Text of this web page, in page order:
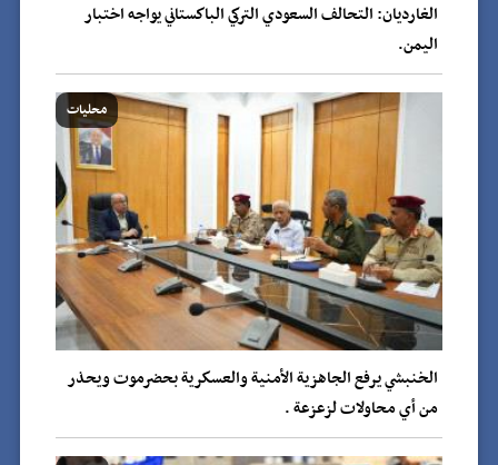
الغارديان: التحالف السعودي التركي الباكستاني يواجه اختبار
اليمن.
محليات
الخنبشي يرفع الجاهزية الأمنية والعسكرية بحضرموت ويحذر
من أي محاولات لزعزعة .